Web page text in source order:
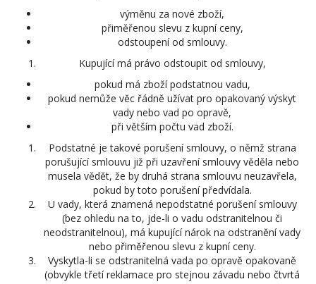
výměnu za nové zboží,
přiměřenou slevu z kupní ceny,
odstoupení od smlouvy.
Kupující má právo odstoupit od smlouvy,
pokud má zboží podstatnou vadu,
pokud nemůže věc řádně užívat pro opakovaný výskyt
vady nebo vad po opravě,
při větším počtu vad zboží.
Podstatné je takové porušení smlouvy, o němž strana
porušující smlouvu již při uzavření smlouvy věděla nebo
musela vědět, že by druhá strana smlouvu neuzavřela,
pokud by toto porušení předvídala.
U vady, která znamená nepodstatné porušení smlouvy
(bez ohledu na to, jde-li o vadu odstranitelnou či
neodstranitelnou), má kupující nárok na odstranění vady
nebo přiměřenou slevu z kupní ceny.
Vyskytla-li se odstranitelná vada po opravě opakovaně
(obvykle třetí reklamace pro stejnou závadu nebo čtvrtá